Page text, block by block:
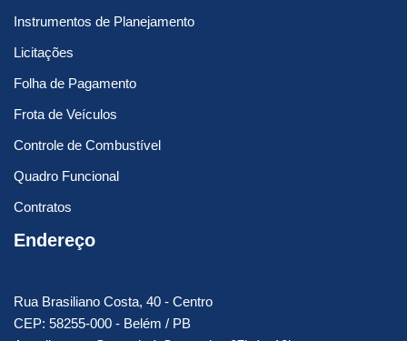
Instrumentos de Planejamento
Licitações
Folha de Pagamento
Frota de Veículos
Controle de Combustível
Quadro Funcional
Contratos
Endereço
Rua Brasiliano Costa, 40 - Centro
CEP: 58255-000 - Belém / PB